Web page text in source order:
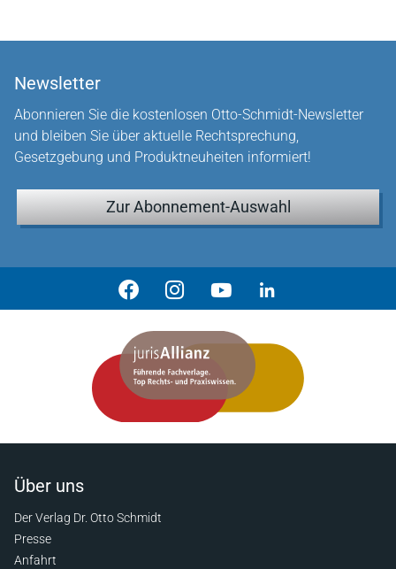
Newsletter
Abonnieren Sie die kostenlosen Otto-Schmidt-Newsletter
und bleiben Sie über aktuelle Rechtsprechung,
Gesetzgebung und Produktneuheiten informiert!
Zur Abonnement-Auswahl
Über uns
Der Verlag Dr. Otto Schmidt
Presse
Anfahrt